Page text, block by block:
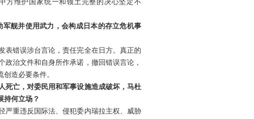
方维护国家统一和领土完整的决心坚定不
舰并使用武力，会构成日本的存立危机事
表错误涉台言论，责任完全在日方。真正的
治文件和自身所作承诺，撤回错误言论，
造必要条件。
死亡，对委民用和军事设施造成破坏，马杜
持何立场？
严重违反国际法、侵犯委内瑞拉主权、威胁